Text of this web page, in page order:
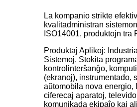
La kompanio strikte
kvalitadministran
ISO14001, produktojn tra
Produktaj Aplikoj:
Sistemoj, Stokita
kontrolinterŝanĝo,
(ekranoj), instrumentado,
aŭtomobila nova energio,
ciferecaj aparatoj,
komunikada ekipaĵo kaj